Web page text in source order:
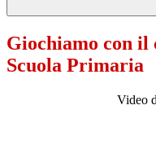
Giochiamo con il
Scuola Primaria
Video